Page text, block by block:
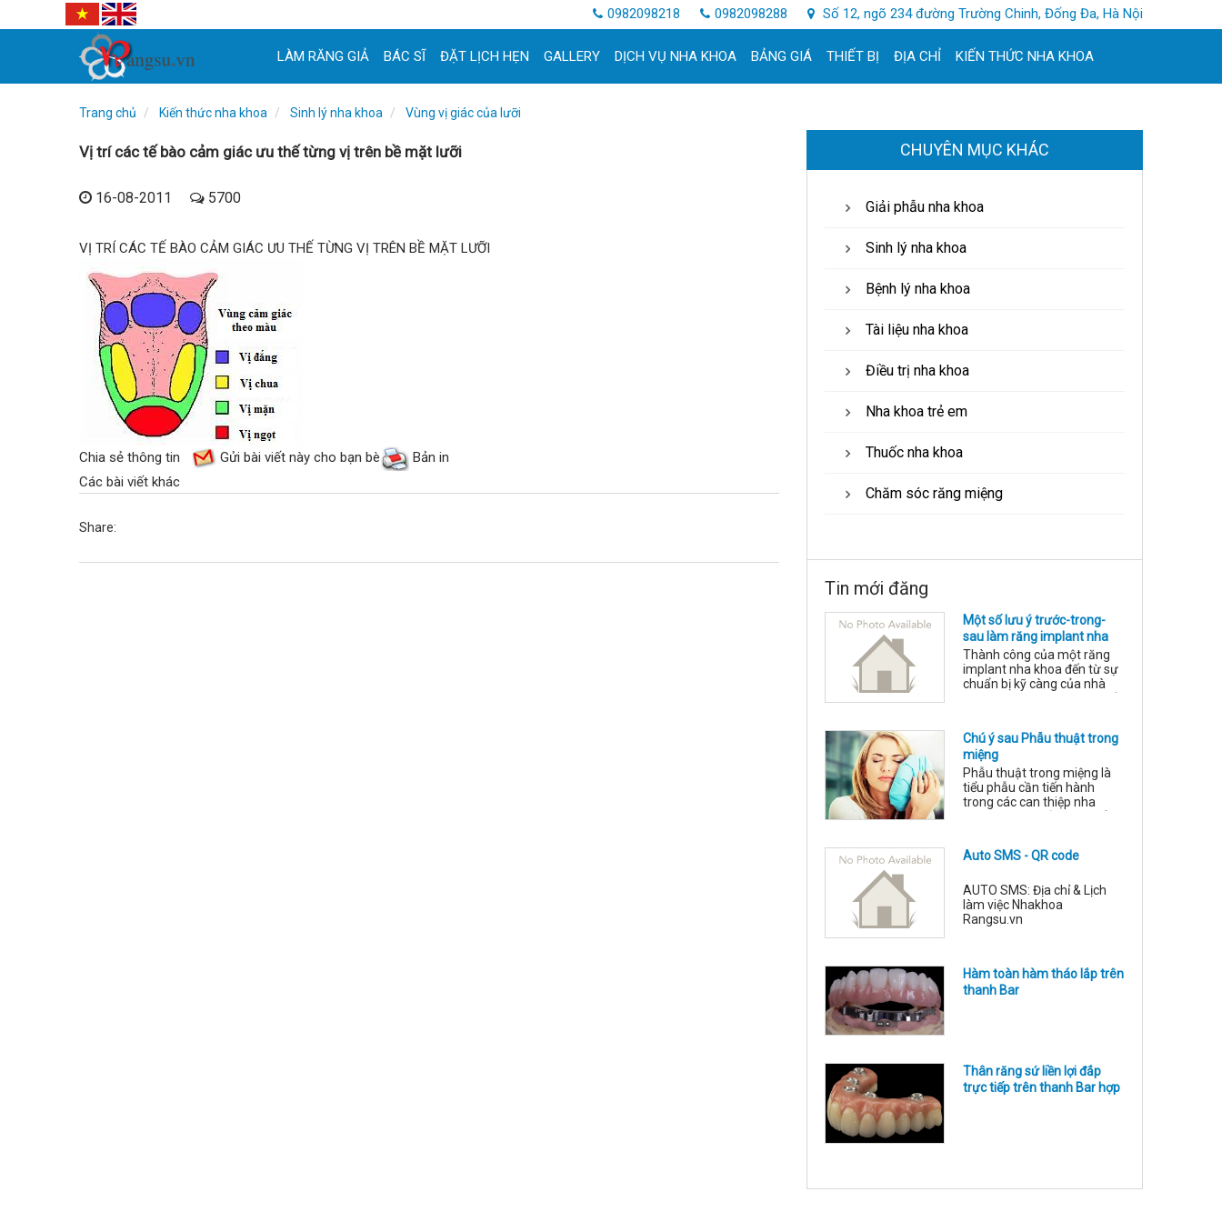
0982098218 0982098288 Số 12, ngõ 234 đường Trường Chinh, Đống Đa, Hà Nội
LÀM RĂNG GIẢ BÁC SĨ ĐẶT LỊCH HẸN GALLERY DỊCH VỤ NHA KHOA BẢNG GIÁ THIẾT BỊ ĐỊA CHỈ KIẾN THỨC NHA KHOA
Trang chủ Kiến thức nha khoa Sinh lý nha khoa Vùng vị giác của lưỡi
Vị trí các tế bào cảm giác ưu thế từng vị trên bề mặt lưỡi
16-08-2011 5700
VỊ TRÍ CÁC TẾ BÀO CẢM GIÁC ƯU THẾ TỪNG VỊ TRÊN BỀ MẶT LƯỠI
Chia sẻ thông tin Gửi bài viết này cho bạn bè
Bản in
Các bài viết khác
Share:
CHUYÊN MỤC KHÁC
Giải phẫu nha khoa
Sinh lý nha khoa
Bệnh lý nha khoa
Tài liệu nha khoa
Điều trị nha khoa
Nha khoa trẻ em
Thuốc nha khoa
Chăm sóc răng miệng
Tin mới đăng
Một số lưu ý trước-trong-
sau làm răng implant nha
khoa
Thành công của một răng
implant nha khoa đến từ sự
chuẩn bị kỹ càng của nhà
kiện cần để tối ưu: Cung cấp
đầy đủ thông tin tình trạng
sức khỏe, tuân thủ hướng
dẫn của nhân viên y tế, sử
dụng răng trong giới hạn tải
Chú ý sau Phẫu thuật trong
miệng
Phẫu thuật trong miệng là
tiểu phẫu cần tiến hành
trong các can thiệp nha
thừa, nhổ răng kẹ, lạc chỗ,
implant, tạo hình viền lợi, cắt
phanh môi, bắt và tháo vít
neo chặn, thay các phụ kiện
Auto SMS - QR code
AUTO SMS: Địa chỉ & Lịch
làm việc Nhakhoa
Rangsu.vn
Hàm toàn hàm tháo lắp trên
thanh Bar
Thân răng sứ liền lợi đắp
trực tiếp trên thanh Bar hợp